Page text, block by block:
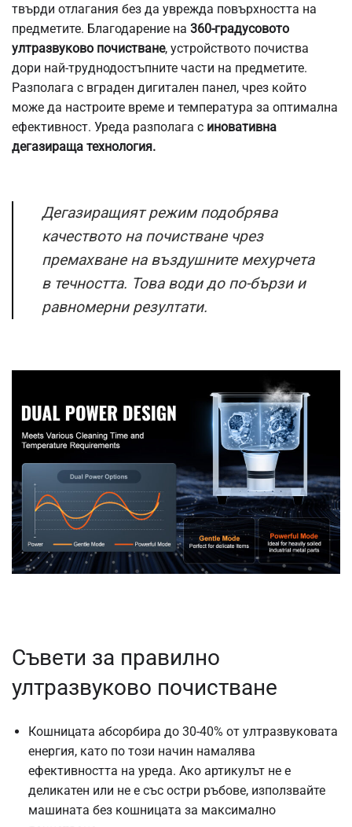
твърди отлагания без да уврежда повърхността на
предметите. Благодарение на 360-градусовото
ултразвуково почистване, устройството почиства
дори най-труднодостъпните части на предметите.
Разполага с вграден дигитален панел, чрез който
може да настроите време и температура за оптимална
ефективност. Уреда разполага с иновативна
дегазираща технология.
Дегазиращият режим подобрява
качеството на почистване чрез
премахване на въздушните мехурчета
в течността. Това води до по-бързи и
равномерни резултати.
Съвети за правилно
ултразвуково почистване
Кошницата абсорбира до 30-40% от ултразвуковата
енергия, като по този начин намалява
ефективността на уреда. Ако артикулът не е
деликатен или не е със остри ръбове, използвайте
машината без кошницата за максимално